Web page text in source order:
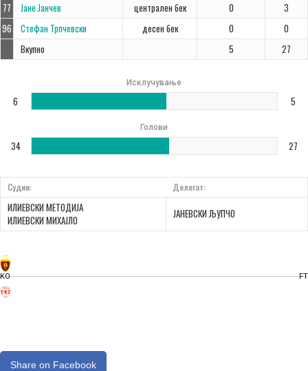
77
Јане Јанчев централен бек 0
3
96
Стефан Трпчевски десен бек 0
0
Вкупно
5 27
Исклучување
6 5
Голови
34 27
Судии: Делегат:
ИЛИЕВСКИ МЕТОДИЈА
ИЛИЕВСКИ МИХАЈЛО
ЈАНЕВСКИ ЉУПЧО
KO FT
Share on Facebook